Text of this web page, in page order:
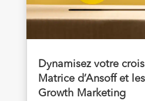
Dynamisez votre
Matrice d’Ansoff et
Growth Marketing